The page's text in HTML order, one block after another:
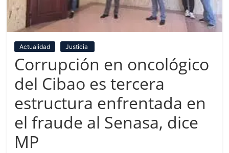
Actualidad Justicia
Corrupción en oncológico
del Cibao es tercera
estructura enfrentada en
el fraude al Senasa, dice
MP